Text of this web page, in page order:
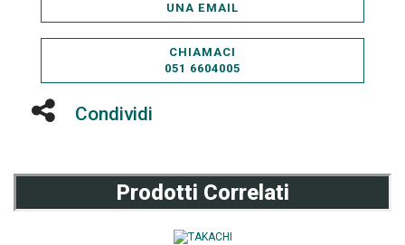
UNA EMAIL
CHIAMACI
051 6604005
Condividi
Prodotti Correlati